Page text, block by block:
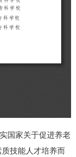
国家关于促进养老
技能人才培养而